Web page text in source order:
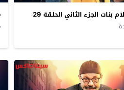
الجزء الثاني الحلقة 29